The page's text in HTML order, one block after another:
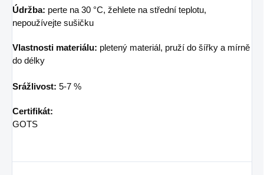
Údržba: perte na 30 °C, žehlete na střední teplotu,
nepoužívejte sušičku
Vlastnosti materiálu: pletený materiál, pruží do šířky a mírně
do délky
Srážlivost: 5-7 %
Certifikát:
GOTS